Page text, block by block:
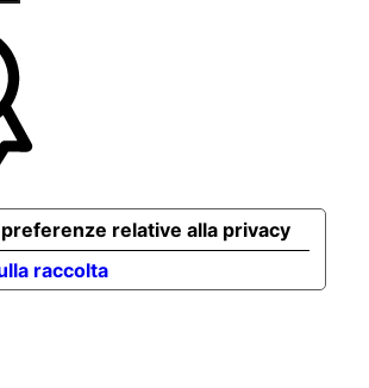
raccolta
relative alla privacy